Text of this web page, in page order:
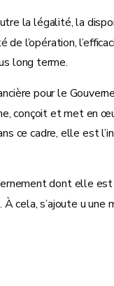
la légalité, la
l’opération,
long terme.
pour le
conçoit et met en
ce cadre, elle est
dont elle
cela, s’ajoute u une